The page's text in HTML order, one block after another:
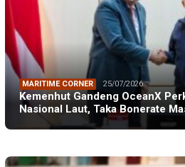
MARITIME CORNER 25/07/2026
Kemenhut Gandeng OceanX
Nasional Laut, Taka Bonerate